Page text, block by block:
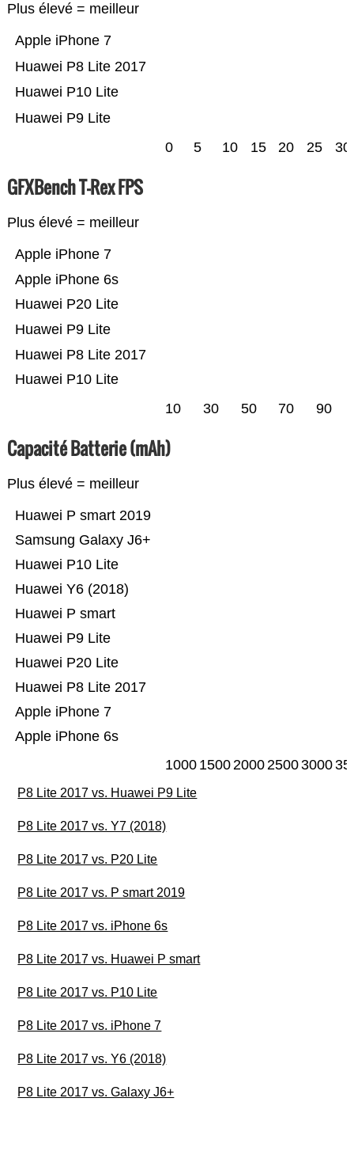
Plus élevé = meilleur
Huawei P9 Lite
Huawei P10 Lite
Huawei P8 Lite 2017
Apple iPhone 7
0 5 10 15 20 25 30
GFXBench T-Rex FPS
Plus élevé = meilleur
Huawei P10 Lite
Huawei P8 Lite 2017
Huawei P9 Lite
Huawei P20 Lite
Apple iPhone 6s
Apple iPhone 7
10 30 50 70 90
Capacité Batterie (mAh)
Plus élevé = meilleur
Apple iPhone 6s
Apple iPhone 7
Huawei P8 Lite 2017
Huawei P20 Lite
Huawei P9 Lite
Huawei P smart
Huawei Y6 (2018)
Huawei P10 Lite
Samsung Galaxy J6+
Huawei P smart 2019
1000 1500200025003000
P8 Lite 2017 vs. Huawei P9 Lite
P8 Lite 2017 vs. Y7 (2018)
P8 Lite 2017 vs. P20 Lite
P8 Lite 2017 vs. P smart 2019
P8 Lite 2017 vs. iPhone 6s
P8 Lite 2017 vs. Huawei P smart
P8 Lite 2017 vs. P10 Lite
P8 Lite 2017 vs. iPhone 7
P8 Lite 2017 vs. Y6 (2018)
P8 Lite 2017 vs. Galaxy J6+